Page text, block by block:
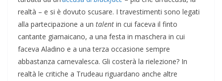
realtà – e si è dovuto scusare. I travestimenti sono legati
alla partecipazione a un talent in cui faceva il finto
cantante giamaicano, a una festa in maschera in cui
faceva Aladino e a una terza occasione sempre
abbastanza carnevalesca. Gli costerà la rielezione? In
realtà le critiche a Trudeau riguardano anche altre